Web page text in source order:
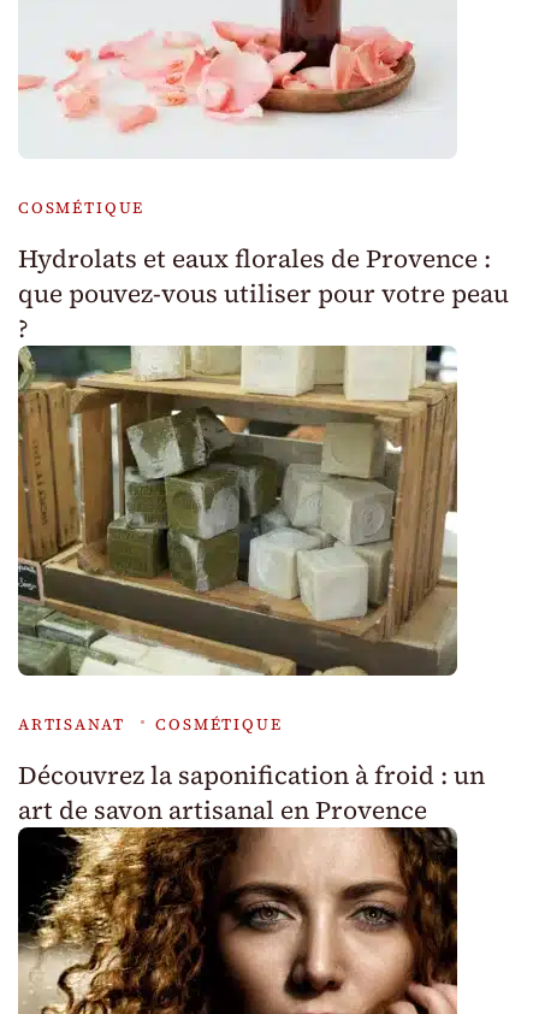
COSMÉTIQUE
Hydrolats et eaux florales de Provence :
que pouvez-vous utiliser pour votre peau
?
ARTISANAT COSMÉTIQUE
Découvrez la saponification à froid : un
art de savon artisanal en Provence